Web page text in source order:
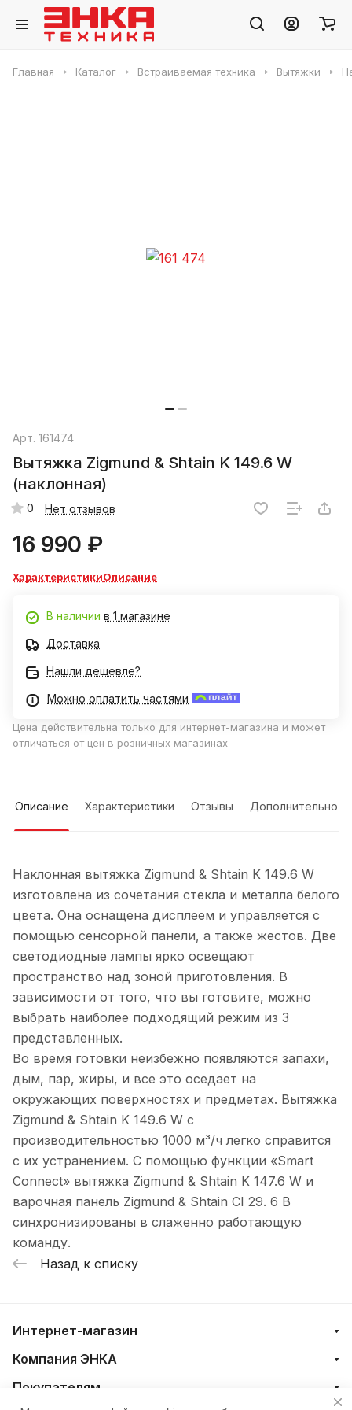
Главная Каталог Встраиваемая техника Вытяжки
Арт. 161474
Вытяжка Zigmund & Shtain K 149.6 W
(наклонная)
0 Нет отзывов
16 990 ₽
ХарактеристикиОписание
В наличии в 1 магазине
Доставка
Нашли дешевле?
Можно оплатить частями
Цена действительна только для интернет-магазина и может
отличаться от цен в розничных магазинах
Описание Характеристики Отзывы Дополнительно
Наклонная вытяжка Zigmund & Shtain K 149.6 W
изготовлена из сочетания стекла и металла белого
цвета. Она оснащена дисплеем и управляется с
помощью сенсорной панели, а также жестов. Две
светодиодные лампы ярко освещают
пространство над зоной приготовления. В
зависимости от того, что вы готовите, можно
выбрать наиболее подходящий режим из 3
представленных.
Во время готовки неизбежно появляются запахи,
дым, пар, жиры, и все это оседает на
окружающих поверхностях и предметах. Вытяжка
Zigmund & Shtain K 149.6 W с
производительностью 1000 м³/ч легко справится
с их устранением. С помощью функции «Smart
Connect» вытяжка Zigmund & Shtain K 147.6 W и
варочная панель Zigmund & Shtain CI 29. 6 B
синхронизированы в слаженно работающую
команду.
Назад к списку
Интернет-магазин
Компания ЭНКА
Покупателям